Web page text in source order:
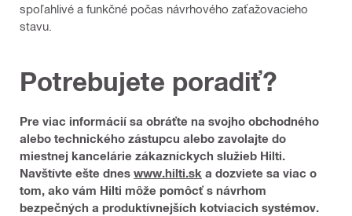
spoľahlivé a funkčné počas návrhového zaťažovacieho
stavu.
Potrebujete poradiť?
Pre viac informácií sa obráťte na svojho obchodného
alebo technického zástupcu alebo zavolajte do
miestnej kancelárie zákazníckych služieb Hilti.
Navštívte ešte dnes www.hilti.sk a dozviete sa viac o
tom, ako vám Hilti môže pomôcť s návrhom
bezpečných a produktívnejších kotviacich systémov.